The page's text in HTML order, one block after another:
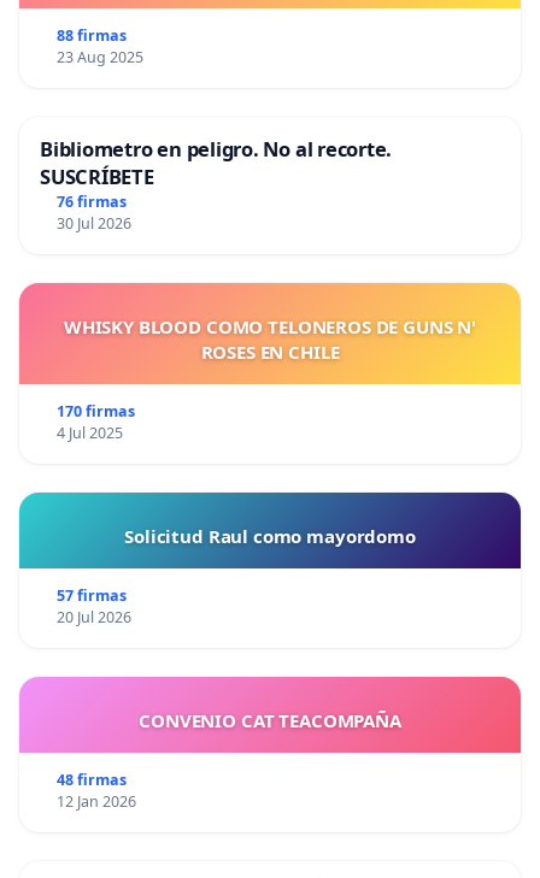
88 firmas
23 Aug 2025
Bibliometro en peligro. No al recorte.
SUSCRÍBETE
76 firmas
30 Jul 2026
WHISKY BLOOD COMO TELONEROS DE GUNS N'
ROSES EN CHILE
170 firmas
4 Jul 2025
Solicitud Raul como mayordomo
57 firmas
20 Jul 2026
CONVENIO CAT TEACOMPAÑA
48 firmas
12 Jan 2026